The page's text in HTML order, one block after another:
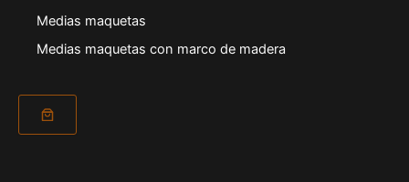
Medias maquetas
Medias maquetas con marco de madera